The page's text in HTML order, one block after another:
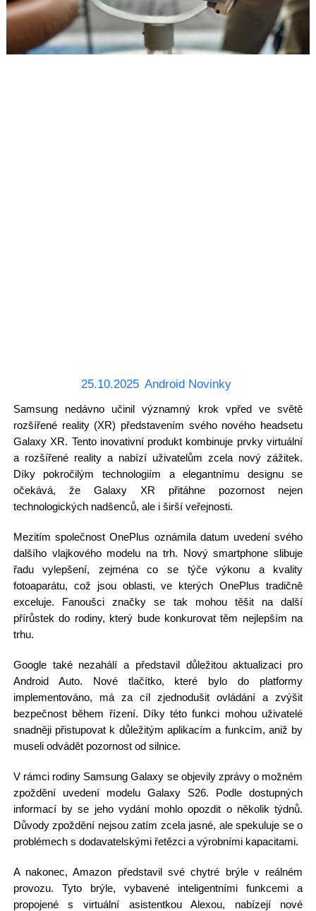
25.10.2025 Android Novinky
Samsung nedávno učinil významný krok vpřed ve světě
rozšířené reality (XR) představením svého nového headsetu
Galaxy XR. Tento inovativní produkt kombinuje prvky virtuální
a rozšířené reality a nabízí uživatelům zcela nový zážitek.
Díky pokročilým technologiím a elegantnímu designu se
očekává, že Galaxy XR přitáhne pozornost nejen
technologických nadšenců, ale i širší veřejnosti.
Mezitím společnost OnePlus oznámila datum uvedení svého
dalšího vlajkového modelu na trh. Nový smartphone slibuje
řadu vylepšení, zejména co se týče výkonu a kvality
fotoaparátu, což jsou oblasti, ve kterých OnePlus tradičně
exceluje. Fanoušci značky se tak mohou těšit na další
přírůstek do rodiny, který bude konkurovat těm nejlepším na
trhu.
Google také nezahálí a představil důležitou aktualizaci pro
Android Auto. Nové tlačítko, které bylo do platformy
implementováno, má za cíl zjednodušit ovládání a zvýšit
bezpečnost během řízení. Díky této funkci mohou uživatelé
snadněji přistupovat k důležitým aplikacím a funkcím, aniž by
museli odvádět pozornost od silnice.
V rámci rodiny Samsung Galaxy se objevily zprávy o možném
zpoždění uvedení modelu Galaxy S26. Podle dostupných
informací by se jeho vydání mohlo opozdit o několik týdnů.
Důvody zpoždění nejsou zatím zcela jasné, ale spekuluje se o
problémech s dodavatelskými řetězci a výrobními kapacitami.
A nakonec, Amazon představil své chytré brýle v reálném
provozu. Tyto brýle, vybavené inteligentními funkcemi a
propojené s virtuální asistentkou Alexou, nabízejí nové